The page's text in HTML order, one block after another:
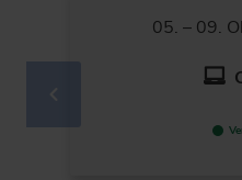
05. – 09.